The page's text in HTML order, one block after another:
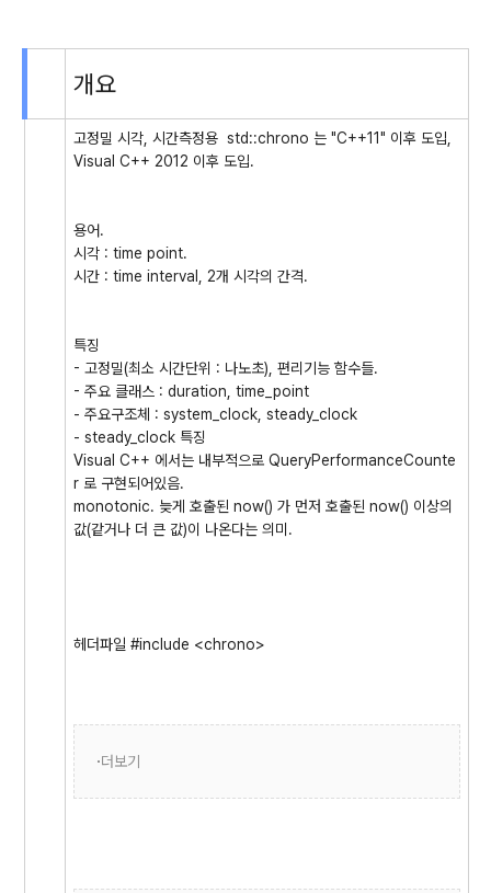
개요
고정밀 시각, 시간측정용 std::chrono 는 "C++11" 이후 도입,
Visual C++ 2012 이후 도입.
용어.
시각 : time point.
시간 : time interval, 2개 시각의 간격.
특징
- 고정밀(최소 시간단위 : 나노초), 편리기능 함수들.
- 주요 클래스 : duration, time_point
- 주요구조체 : system_clock, steady_clock
- steady_clock 특징
Visual C++ 에서는 내부적으로 QueryPerformanceCounte
r 로 구현되어있음.
monotonic. 늦게 호출된 now() 가 먼저 호출된 now() 이상의
값(같거나 더 큰 값)이 나온다는 의미.
헤더파일 #include <chrono>
더보기